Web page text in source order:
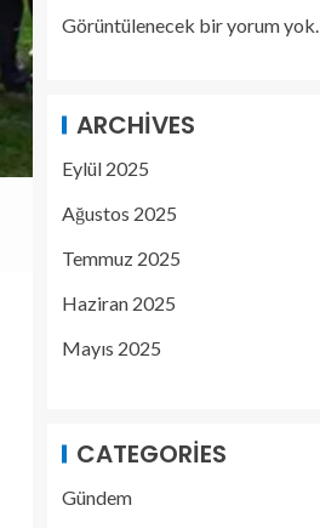
Görüntülenecek bir yorum yok.
ARCHIVES
Eylül 2025
Ağustos 2025
Temmuz 2025
Haziran 2025
Mayıs 2025
CATEGORIES
Gündem